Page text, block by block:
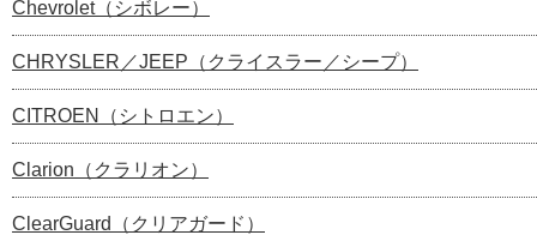
Chevrolet（シボレー）
CHRYSLER／JEEP（クライスラー／シープ）
CITROEN（シトロエン）
Clarion（クラリオン）
ClearGuard（クリアガード）